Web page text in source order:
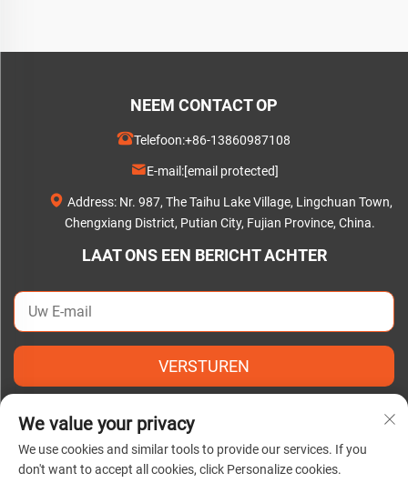
NEEM CONTACT OP
Telefoon:+86-13860987108
E-mail:[email protected]
Address: Nr. 987, The Taihu Lake Village, Lingchuan Town,
Chengxiang District, Putian City, Fujian Province, China.
LAAT ONS EEN BERICHT ACHTER
VERSTUREN
Copyright © 2025 door Putian C&Q Paper Co., Ltd. |
We value your privacy
We use cookies and similar tools to provide our services. If you
don't want to accept all cookies, click Personalize cookies.